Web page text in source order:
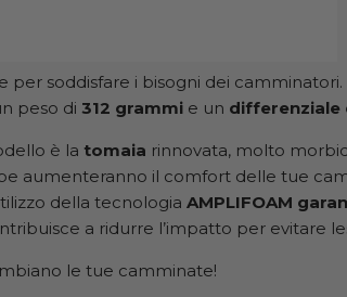
soddisfare i bisogni dei camminatori.
peso di 312 grammi e un differenziale
è la tomaia rinnovata, molto
aumenteranno il comfort delle tue
della tecnologia AMPLIFOAM
a ridurre l’impatto per evitare
le tue camminate!